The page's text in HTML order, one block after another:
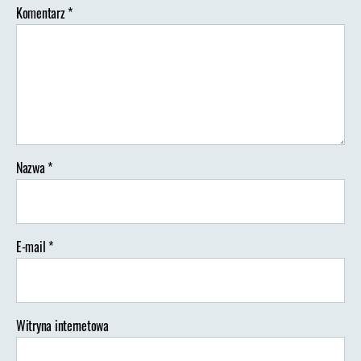
Komentarz*
Nazwa*
E-mail*
Witryna internetowa